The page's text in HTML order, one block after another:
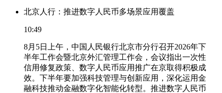
北京人行：推进数字人民币多场景应用覆盖
10:49
8月5日上午，中国人民银行北京市分行召开2026年下
半年工作会暨北京外汇管理工作会，会议指出一次性
信用修复政策、数字人民币应用推广在京取得积极成
效。下半年要加强科技管理与创新应用，深化运用金
融科技推动金融数字化智能化转型。推进数字人民币